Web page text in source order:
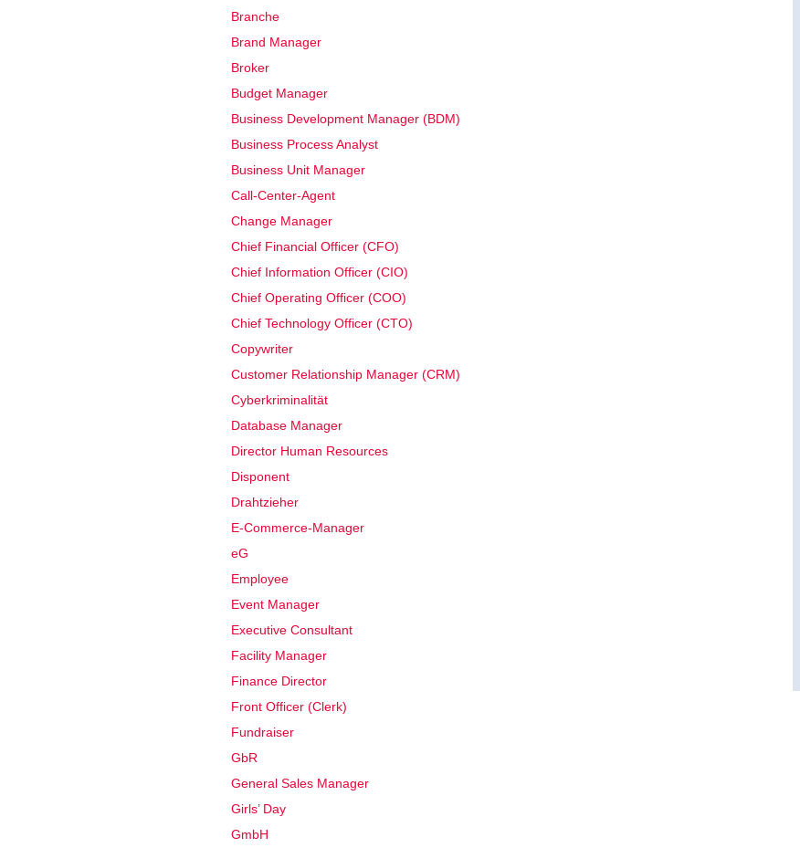
Branche
Brand Manager
Broker
Budget Manager
Business Development Manager (BDM)
Business Process Analyst
Business Unit Manager
Call-Center-Agent
Change Manager
Chief Financial Officer (CFO)
Chief Information Officer (CIO)
Chief Operating Officer (COO)
Chief Technology Officer (CTO)
Copywriter
Customer Relationship Manager (CRM)
Cyberkriminalität
Database Manager
Director Human Resources
Disponent
Drahtzieher
E-Commerce-Manager
eG
Employee
Event Manager
Executive Consultant
Facility Manager
Finance Director
Front Officer (Clerk)
Fundraiser
GbR
General Sales Manager
Girls’ Day
GmbH